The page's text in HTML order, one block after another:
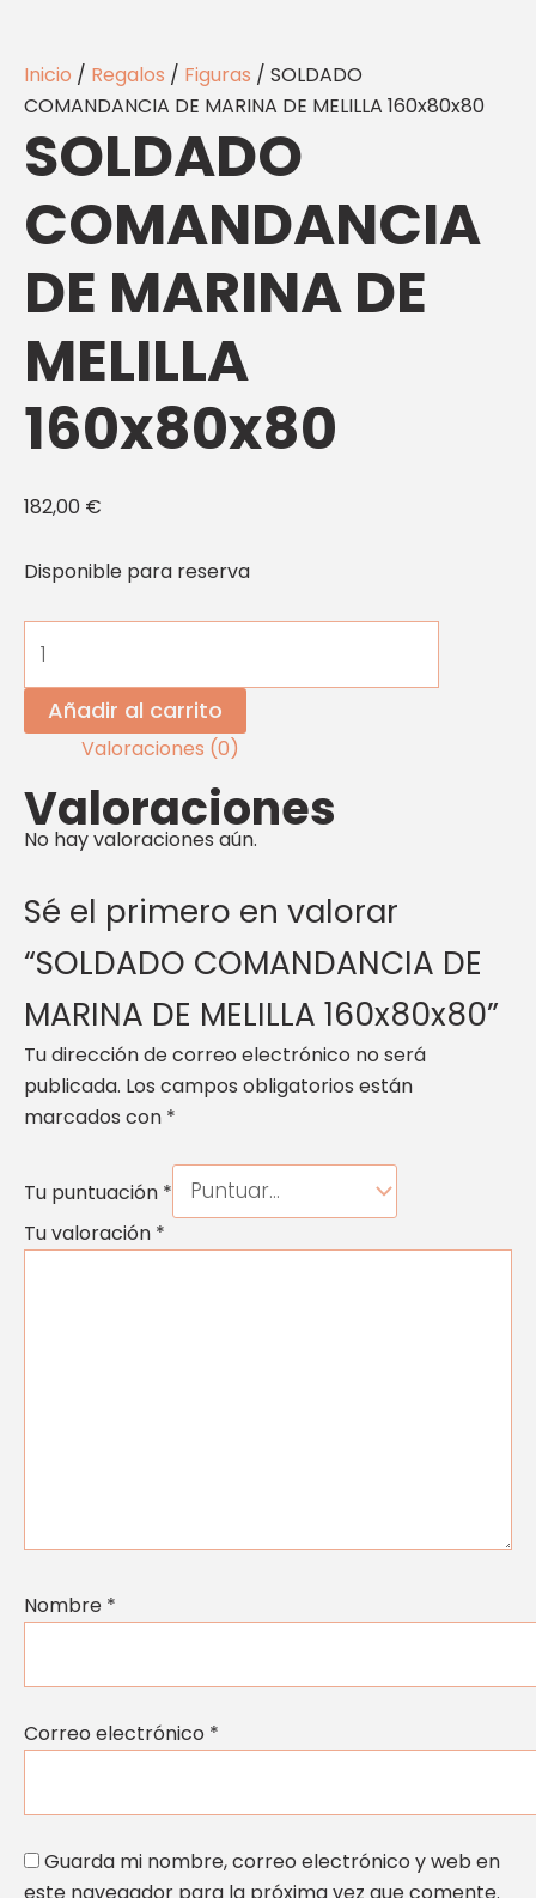
Inicio / Regalos / Figuras / SOLDADO
COMANDANCIA DE MARINA DE MELILLA 160x80x80
SOLDADO
COMANDANCIA
DE MARINA DE
MELILLA
160x80x80
182,00 €
Disponible para reserva
Añadir al carrito
Valoraciones (0)
Valoraciones
No hay valoraciones aún.
Sé el primero en valorar
“SOLDADO COMANDANCIA DE
MARINA DE MELILLA 160x80x80”
Tu dirección de correo electrónico no será
publicada. Los campos obligatorios están
marcados con *
Tu puntuación *
Tu valoración *
Nombre *
Correo electrónico *
Guarda mi nombre, correo electrónico y web en